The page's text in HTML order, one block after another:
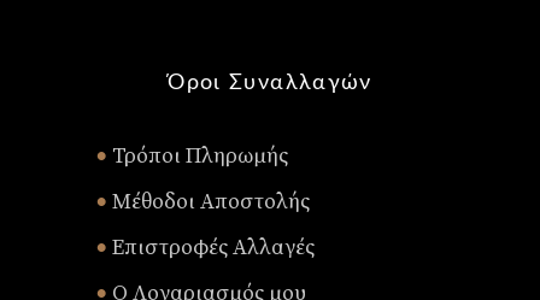
Όροι Συναλλαγών
• Τρόποι Πληρωμής
• Μέθοδοι Αποστολής
• Επιστροφές Αλλαγές
• Ο Λογαριασμός μου